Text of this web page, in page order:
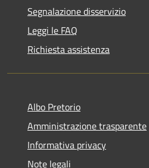
Segnalazione disservizio
Leggi le FAQ
Richiesta assistenza
Albo Pretorio
Amministrazione trasparente
Informativa privacy
Note legali